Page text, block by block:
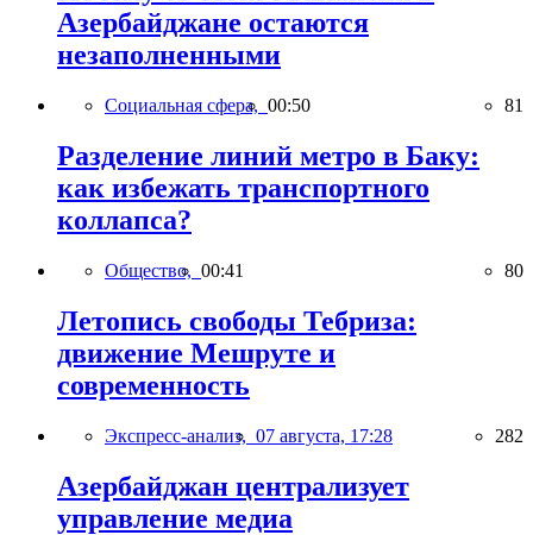
Азербайджане остаются
незаполненными
Социальная сфера, 00:50 81
Разделение линий метро в Баку:
как избежать транспортного
коллапса?
Общество, 00:41 80
Летопись свободы Тебриза:
движение Мешруте и
современность
Экспресс-анализ, 07 августа, 17:28 282
Азербайджан централизует
управление медиа